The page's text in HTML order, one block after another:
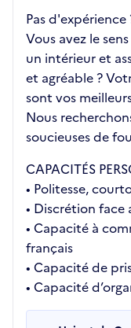
Pas
Vous avez le
un intérieur et
et agréable ?
sont vos
Nous
soucieuses de
CAPACITÉS
• Politesse,
• Discrétion face
• Capacité à
français
• Capacité de
• Capacité